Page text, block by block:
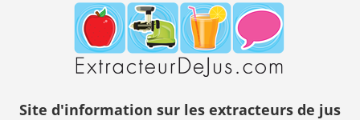
Site d'information sur les extracteurs de jus